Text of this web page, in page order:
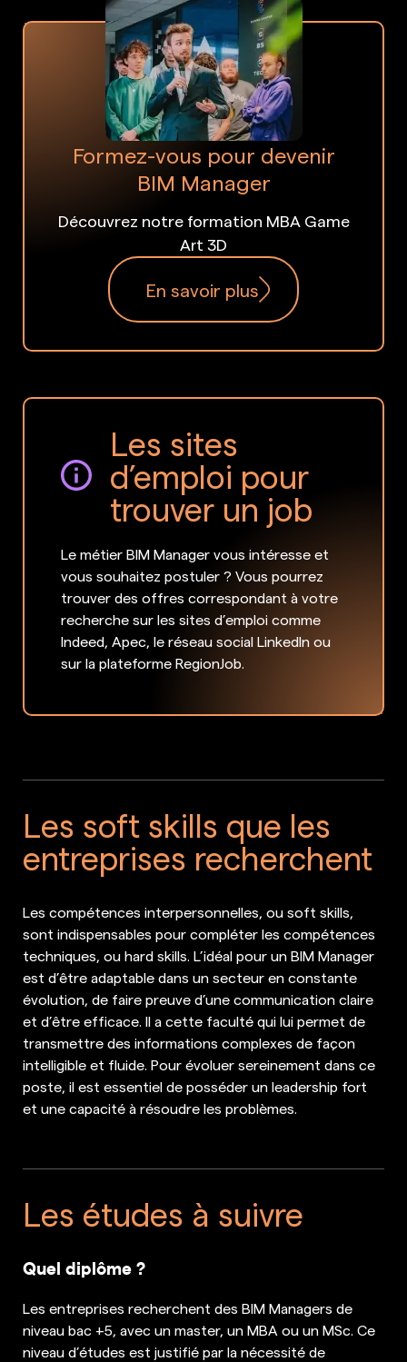
Formez-vous pour devenir
BIM Manager
Découvrez notre formation MBA Game
Art 3D
En savoir plus
Les sites
d’emploi pour
trouver un job
Le métier BIM Manager vous intéresse et
vous souhaitez postuler ? Vous pourrez
trouver des offres correspondant à votre
recherche sur les sites d’emploi comme
Indeed, Apec, le réseau social LinkedIn ou
sur la plateforme RegionJob.
Les soft skills que les
entreprises recherchent
Les compétences interpersonnelles, ou soft skills,
sont indispensables pour compléter les compétences
techniques, ou hard skills. L’idéal pour un BIM Manager
est d’être adaptable dans un secteur en constante
évolution, de faire preuve d’une communication claire
et d’être efficace. Il a cette faculté qui lui permet de
transmettre des informations complexes de façon
intelligible et fluide. Pour évoluer sereinement dans ce
poste, il est essentiel de posséder un leadership fort
et une capacité à résoudre les problèmes.
Les études à suivre
Quel diplôme ?
Les entreprises recherchent des BIM Managers de
niveau bac +5, avec un master, un MBA ou un MSc. Ce
niveau d’études est justifié par la nécessité de